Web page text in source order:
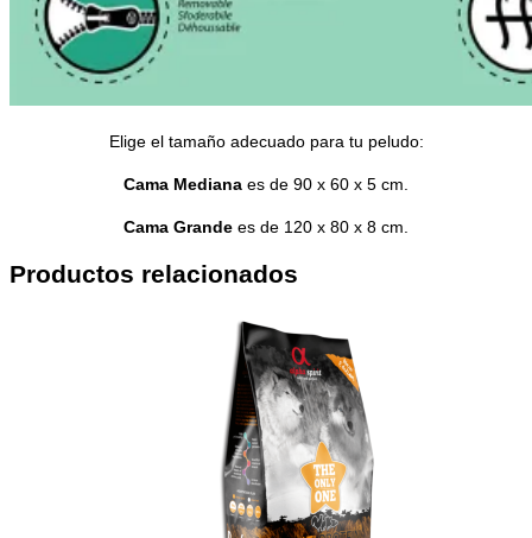
Elige el tamaño adecuado para tu peludo:
Cama Mediana es de 90 x 60 x 5 cm.
Cama Grande es de 120 x 80 x 8 cm.
Productos relacionados